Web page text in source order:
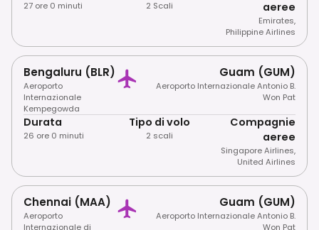
27 ore 0 minuti 2 Scali
aeree
Emirates,
Philippine Airlines
Bengaluru (BLR)
Aeroporto
Internazionale
Kempegowda
Guam (GUM)
Aeroporto Internazionale Antonio B.
Won Pat
Durata
26 ore 0 minuti
Tipo di volo
2 scali
Compagnie
aeree
Singapore Airlines,
United Airlines
Chennai (MAA)
Aeroporto
Internazionale di
Guam (GUM)
Aeroporto Internazionale Antonio B.
Won Pat